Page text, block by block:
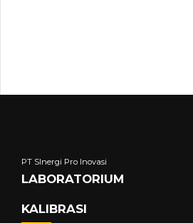
PT SInergi Pro Inovasi
LABORATORIUM
KALIBRASI